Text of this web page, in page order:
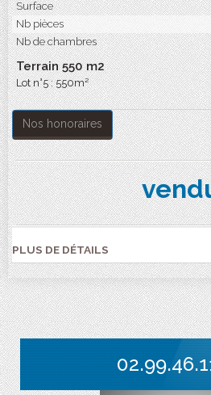
Surface
Nb pièces
Nb de chambres
Terrain 550 m2
Lot n°5 : 550m²
Nos honoraires
PLUS DE DÉTAILS